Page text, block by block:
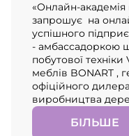
«Онлайн-академія
запрошує на
успішного
- амбассадоркою
побутової
меблів BONART ,
офіційного
виробництва
БІЛЬШЕ